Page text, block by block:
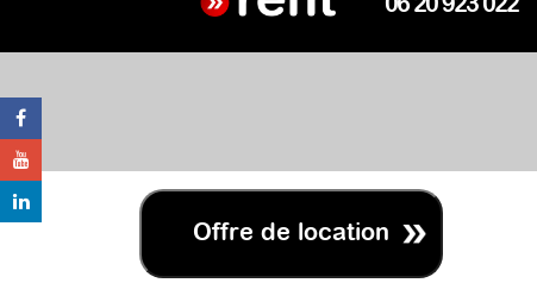
06 20 923 022
Offre de location